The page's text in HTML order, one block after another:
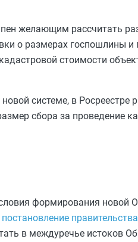
желающим рассчитать
о размерах госпошлины
стоимости
системе, в Росреестре
сбора за проведение
формирования
постановление
в междуречье истоков